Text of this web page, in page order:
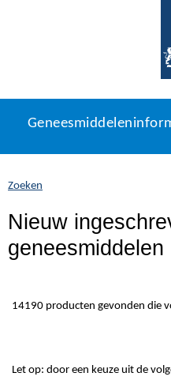
naar
U
zich
hier:
Zoeken
Nieuw
geneesmiddelen
14190 producten gevonden die
Let op: door een keuze uit de